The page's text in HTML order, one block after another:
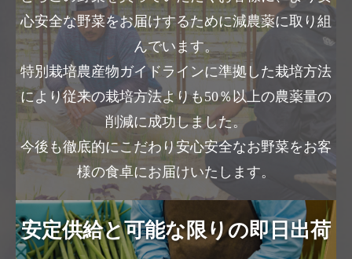
心安全な野菜をお届けするために減農薬に取り組
んでいます。
特別栽培農産物ガイドラインに準拠した栽培方法
により従来の栽培方法よりも50％以上の農薬量の
削減に成功しました。
今後も徹底的にこだわり安心安全なお野菜をお客
様の食卓にお届けいたします。
安定供給と可能な限りの即日出荷